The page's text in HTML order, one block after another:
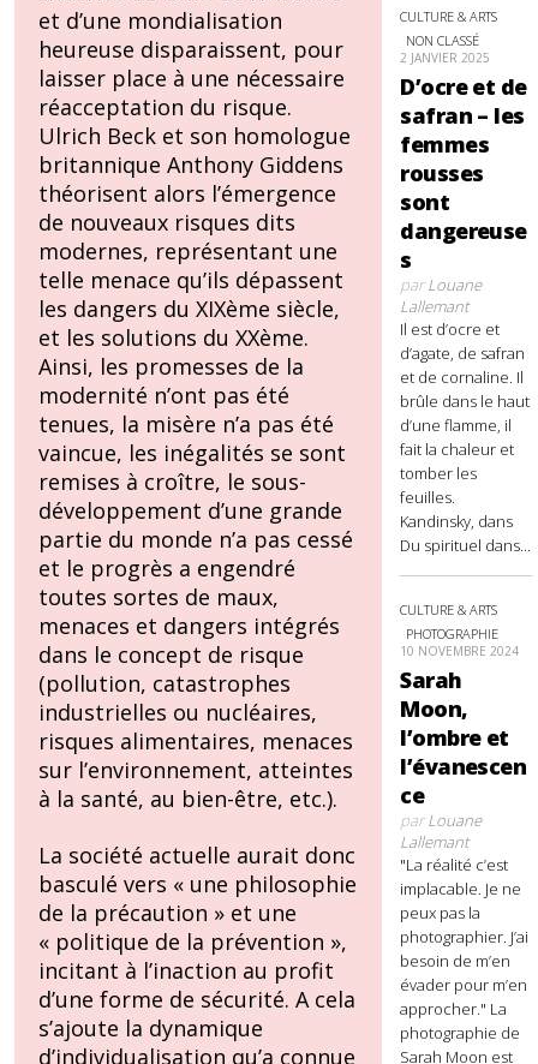
et d’une mondialisation
heureuse disparaissent, pour
laisser place à une nécessaire
réacceptation du risque.
Ulrich Beck et son homologue
britannique Anthony Giddens
théorisent alors l’émergence
de nouveaux risques dits
modernes, représentant une
telle menace qu’ils dépassent
les dangers du XIXème siècle,
et les solutions du XXème.
Ainsi, les promesses de la
modernité n’ont pas été
tenues, la misère n’a pas été
vaincue, les inégalités se sont
remises à croître, le sous-
développement d’une grande
partie du monde n’a pas cessé
et le progrès a engendré
toutes sortes de maux,
menaces et dangers intégrés
dans le concept de risque
(pollution, catastrophes
industrielles ou nucléaires,
risques alimentaires, menaces
sur l’environnement, atteintes
à la santé, au bien-être, etc.).
La société actuelle aurait donc
basculé vers « une philosophie
de la précaution » et une
« politique de la prévention »,
incitant à l’inaction au profit
d’une forme de sécurité. A cela
s’ajoute la dynamique
d’individualisation qu’a connue
CULTURE & ARTS
NON CLASSÉ
2 JANVIER 2025
D’ocre et de
safran – les
femmes
rousses
sont
dangereuse
s
parLouane
Lallemant
Il est d’ocre et
d’agate, de safran
et de cornaline. Il
brûle dans le haut
d’une flamme, il
fait la chaleur et
tomber les
feuilles.
Kandinsky, dans
Du spirituel dans...
CULTURE & ARTS
PHOTOGRAPHIE
10 NOVEMBRE 2024
Sarah
Moon,
l’ombre et
l’évanescen
ce
parLouane
Lallemant
"La réalité c’est
implacable. Je ne
peux pas la
photographier. J’ai
besoin de m’en
évader pour m’en
approcher." La
photographie de
Sarah Moon est